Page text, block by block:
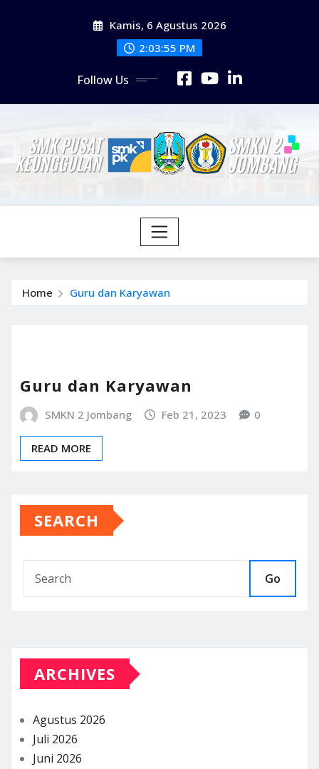
Kamis, 6 Agustus 2026
2:03:56 PM
Follow Us
Home Guru dan Karyawan
Guru dan Karyawan
SMKN 2 Jombang Feb 21, 2023 0
READ MORE
SEARCH
Go
ARCHIVES
Agustus 2026
Juli 2026
Juni 2026